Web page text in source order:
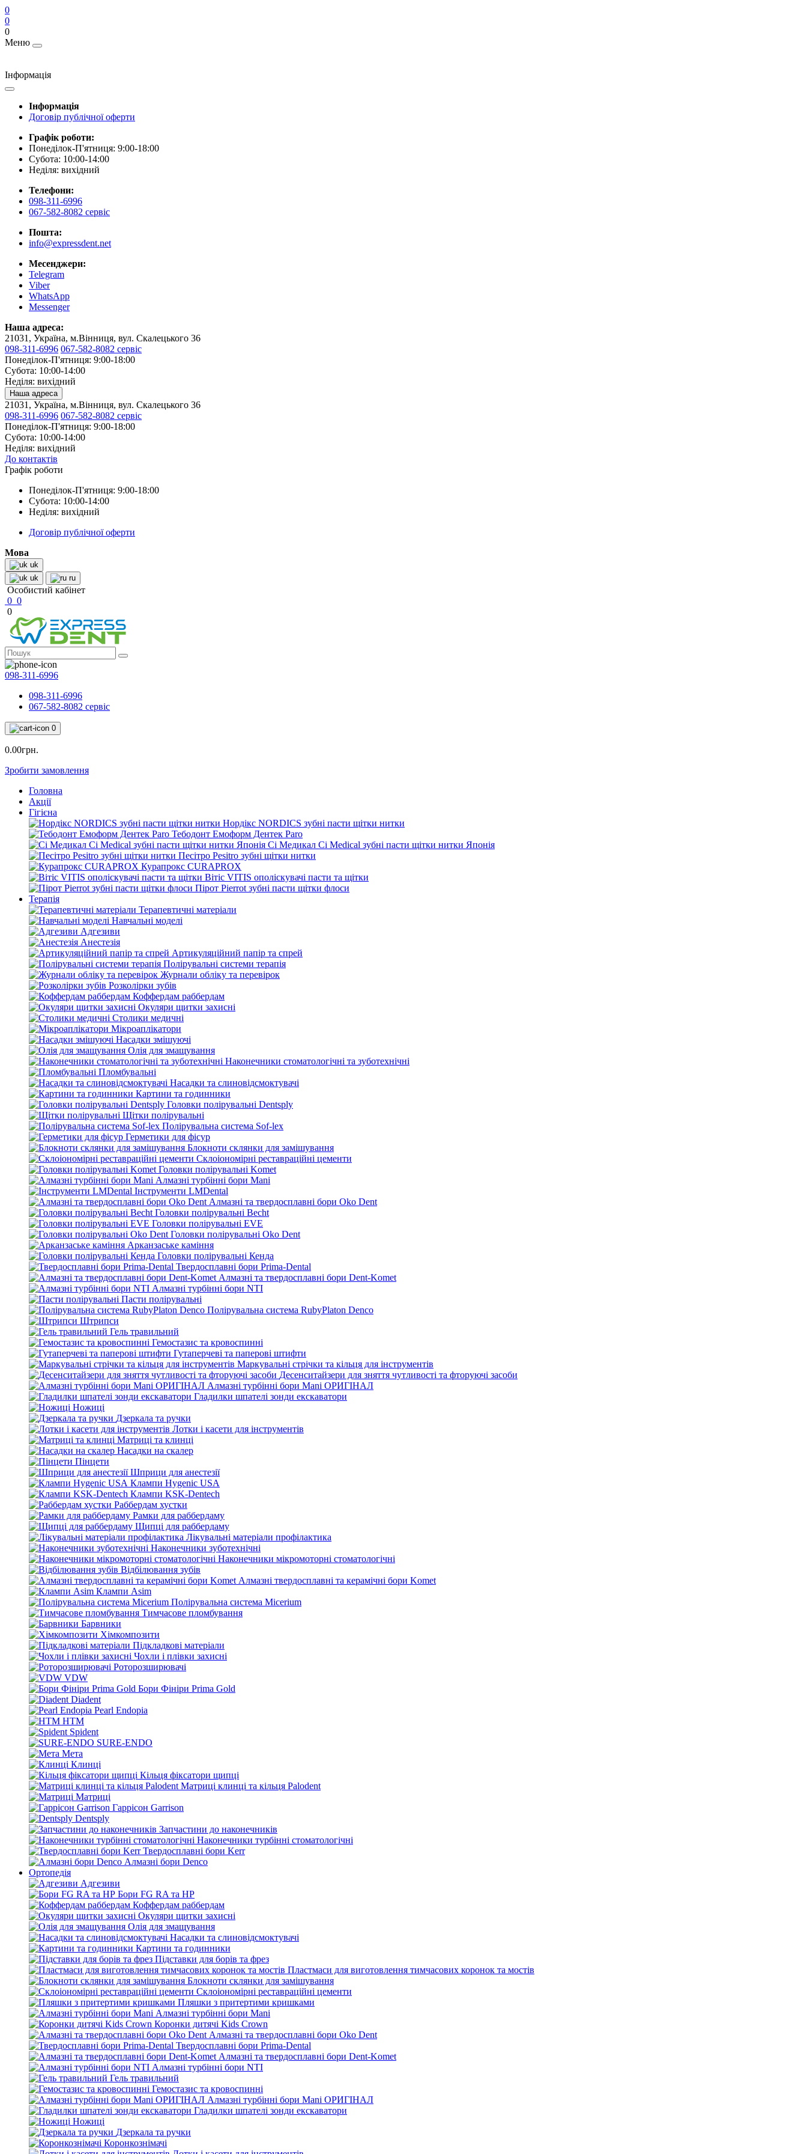
0
0
0
Меню
Інформація
Інформація
Договір публічної оферти
Графік роботи:
Понеділок-П'ятниця: 9:00-18:00
Субота: 10:00-14:00
Неділя: вихідний
Телефони:
098-311-6996
067-582-8082 сервіс
Пошта:
info@expressdent.net
Месенджери:
Telegram
Viber
WhatsApp
Messenger
Наша адреса:
21031, Україна, м.Вінниця, вул. Скалецького 36
098-311-6996 067-582-8082 сервіс
Понеділок-П'ятниця: 9:00-18:00
Субота: 10:00-14:00
Неділя: вихідний
Наша адреса
21031, Україна, м.Вінниця, вул. Скалецького 36
098-311-6996 067-582-8082 сервіс
Понеділок-П'ятниця: 9:00-18:00
Субота: 10:00-14:00
Неділя: вихідний
До контактів
Графік роботи
Понеділок-П'ятниця: 9:00-18:00
Субота: 10:00-14:00
Неділя: вихідний
Договір публічної оферти
Мова
uk
uk
ru
Особистий кабінет
0 0
0
098-311-6996
098-311-6996
067-582-8082 сервіс
0
0.00грн.
Зробити замовлення
Головна
Акції
Гігієна
Нордікс NORDICS зубні пасти щітки нитки
Тебодонт Емоформ Дентек Paro
Сі Медикал Ci Medical зубні пасти щітки нитки Японія
Песітро Pesitro зубні щітки нитки
Курапрокс CURAPROX
Вітіс VITIS ополіскувачі пасти та щітки
Пірот Pierrot зубні пасти щітки флоси
Терапія
Терапевтичні матеріали
Навчальні моделі
Адгезиви
Анестезія
Артикуляційний папір та спрей
Полірувальні системи терапія
Журнали обліку та перевірок
Розколірки зубів
Коффердам раббердам
Окуляри щитки захисні
Столики медичні
Мікроаплікатори
Насадки змішуючі
Олія для змащування
Наконечники стоматологічні та зуботехнічні
Пломбувальні
Насадки та слиновідсмоктувачі
Картини та годинники
Головки полірувальні Dentsply
Щітки полірувальні
Полірувальна система Sof-lex
Герметики для фісур
Блокноти склянки для замішування
Склоіономірні реставраційні цементи
Головки полірувальні Komet
Алмазні турбінні бори Mani
Інструменти LMDental
Алмазні та твердосплавні бори Oko Dent
Головки полірувальні Becht
Головки полірувальні EVE
Головки полірувальні Oko Dent
Арканзаське каміння
Головки полірувальні Кенда
Твердосплавні бори Prima-Dental
Алмазні та твердосплавні бори Dent-Komet
Алмазні турбінні бори NTI
Пасти полірувальні
Полірувальна система RubyPlaton Denco
Штрипси
Гель травильний
Гемостазис та кровоспинні
Гутаперчеві та паперові штифти
Маркувальні стрічки та кільця для інструментів
Десенситайзери для зняття чутливості та фторуючі засоби
Алмазні турбінні бори Mani ОРИГІНАЛ
Гладилки шпателі зонди екскаватори
Ножиці
Дзеркала та ручки
Лотки і касети для інструментів
Матриці та клинці
Насадки на скалер
Пінцети
Шприци для анестезії
Клампи Hygenic USA
Клампи KSK-Dentech
Раббердам хустки
Рамки для раббердаму
Щипці для раббердаму
Лікувальні матеріали профілактика
Наконечники зуботехнічні
Наконечники мікромоторні стоматологічні
Відбілювання зубів
Алмазні твердосплавні та керамічні бори Komet
Клампи Asim
Полірувальна система Micerium
Тимчасове пломбування
Барвники
Хімкомпозити
Підкладкові матеріали
Чохли і плівки захисні
Роторозширювачі
VDW
Бори Фініри Prima Gold
Diadent
Pearl Endopia
HTM
Spident
SURE-ENDO
Мета
Клинці
Кільця фіксатори щипці
Матриці клинці та кільця Palodent
Матриці
Гаррісон Garrison
Dentsply
Запчастини до наконечників
Наконечники турбінні стоматологічні
Твердосплавні бори Kerr
Алмазні бори Denco
Ортопедія
Адгезиви
Бори FG RA та HP
Коффердам раббердам
Окуляри щитки захисні
Олія для змащування
Насадки та слиновідсмоктувачі
Картини та годинники
Підставки для борів та фрез
Пластмаси для виготовлення тимчасових коронок та мостів
Блокноти склянки для замішування
Склоіономірні реставраційні цементи
Пляшки з притертими кришками
Алмазні турбінні бори Mani
Коронки дитячі Kids Crown
Алмазні та твердосплавні бори Oko Dent
Твердосплавні бори Prima-Dental
Алмазні та твердосплавні бори Dent-Komet
Алмазні турбінні бори NTI
Гель травильний
Гемостазис та кровоспинні
Алмазні турбінні бори Mani ОРИГІНАЛ
Гладилки шпателі зонди екскаватори
Ножиці
Дзеркала та ручки
Коронкознімачі